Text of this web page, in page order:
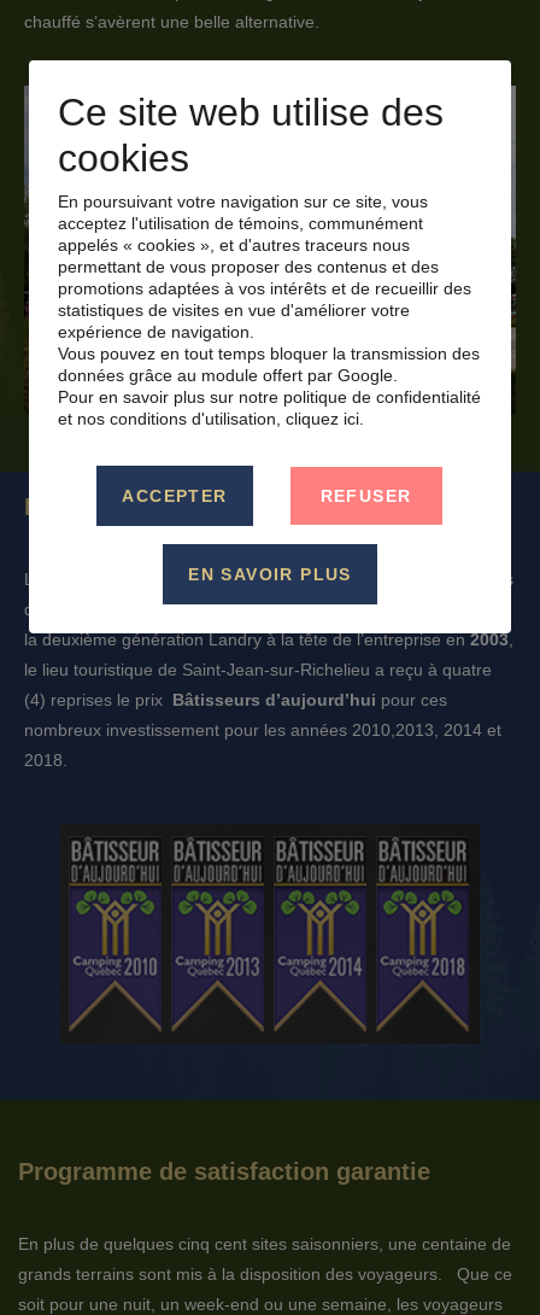
chauffé s’avèrent une belle alternative.
Bâtisseur d’aujourd’hui
L’équipe du Camping les Cèdresa maintes fois été honoré lors
des
Prix de l’Excellence Camping Québec. Depuis l’arrivé de
la deuxième génération Landry à la tête de l’entreprise en2003,
le lieu touristique de Saint-Jean-sur-Richelieu a reçu à quatre
(4) reprises le prix Bâtisseurs d’aujourd’hui pour ces
nombreux investissement pour les années 2010,2013, 2014 et
2018.
Programme de satisfaction garantie
En plus de quelques cinq cent sites saisonniers, une centaine de
grands terrains sont mis à la disposition des voyageurs. Que ce
soit pour une nuit, un week-end ou une semaine, les voyageurs
Ce site web utilise des
cookies
En poursuivant votre navigation sur ce site, vous
acceptez l'utilisation de témoins, communément
appelés « cookies », et d'autres traceurs nous
permettant de vous proposer des contenus et des
promotions adaptées à vos intérêts et de recueillir des
statistiques de visites en vue d'améliorer votre
expérience de navigation.
Vous pouvez en tout temps bloquer la transmission des
données grâce au module offert par Google.
Pour en savoir plus sur notre politique de confidentialité
et nos conditions d'utilisation, cliquez ici.
ACCEPTER REFUSER
EN SAVOIR PLUS